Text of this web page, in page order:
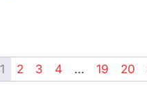
1 2 3 4 … 19 20